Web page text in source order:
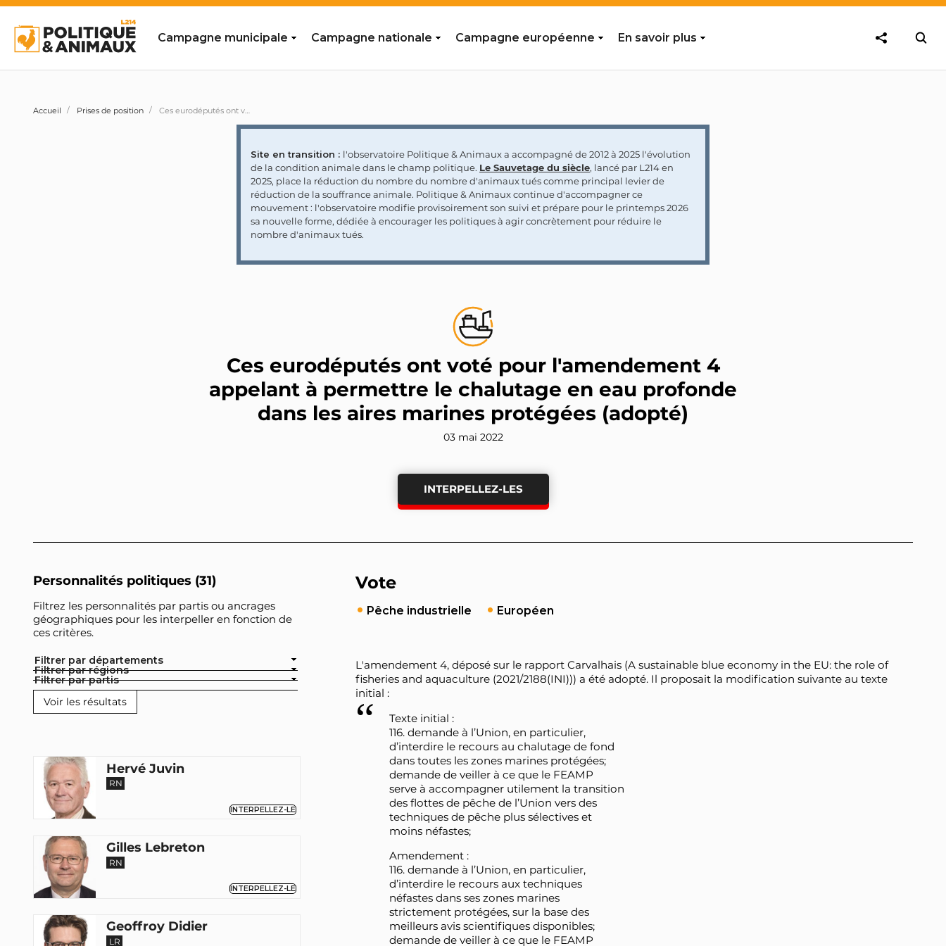
Campagne municipale Campagne nationale Campagne européenne En savoir plus
Accueil Prises de position Ces eurodéputés ont voté pour l'amendement 4 appelant à permettre le chalutage en eau profonde dans les aires marines protégées (adopté)
Site en transition : l'observatoire Politique & Animaux a accompagné de 2012 à 2025 l'évolution
de la condition animale dans le champ politique. Le Sauvetage du siècle, lancé par L214 en
2025, place la réduction du nombre du nombre d'animaux tués comme principal levier de
réduction de la souffrance animale. Politique & Animaux continue d'accompagner ce
mouvement : l'observatoire modifie provisoirement son suivi et prépare pour le printemps 2026
sa nouvelle forme, dédiée à encourager les politiques à agir concrètement pour réduire le
nombre d'animaux tués.
Ces eurodéputés ont voté pour l'amendement 4
appelant à permettre le chalutage en eau profonde
dans les aires marines protégées (adopté)
03 mai 2022
INTERPELLEZ-LES
Personnalités politiques (31)
Filtrez les personnalités par partis ou ancrages
géographiques pour les interpeller en fonction de
ces critères.
Filtrer par départements
Filtrer par régions
Filtrer par partis
Hervé Juvin
RN
INTERPELLEZ-LE
Gilles Lebreton
RN
INTERPELLEZ-LE
Geoffroy Didier
LR
Vote
Pêche industrielle Européen
L'amendement 4, déposé sur le rapport Carvalhais (A sustainable blue economy in the EU: the role of
fisheries and aquaculture (2021/2188(INI))) a été adopté. Il proposait la modification suivante au texte
initial :
Texte initial :
116. demande à l’Union, en particulier,
d’interdire le recours au chalutage de fond
dans toutes les zones marines protégées;
demande de veiller à ce que le FEAMP
serve à accompagner utilement la transition
des flottes de pêche de l’Union vers des
techniques de pêche plus sélectives et
moins néfastes;
Amendement :
116. demande à l’Union, en particulier,
d’interdire le recours aux techniques
néfastes dans ses zones marines
strictement protégées, sur la base des
meilleurs avis scientifiques disponibles;
demande de veiller à ce que le FEAMP